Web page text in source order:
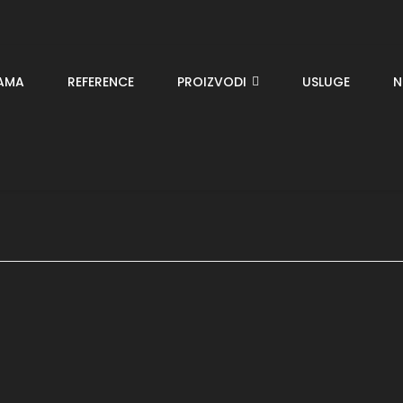
REFERENCE PROIZVODI USLUGE